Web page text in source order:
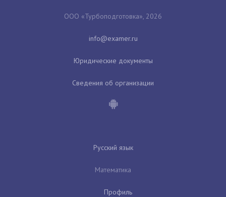
ООО «Турбоподготовка», 2026
Юридические документы
Сведения об организации
Русский язык
Математика
Профиль